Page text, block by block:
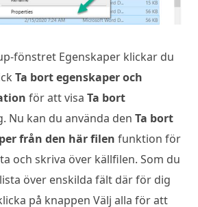
fönstret Egenskaper klickar du
Ta bort egenskaper och
för att visa Ta bort
Nu kan du använda den Ta bort
från den här filen funktion för
och skriva över källfilen. Som du
över enskilda fält där för dig
på knappen Välj alla för att